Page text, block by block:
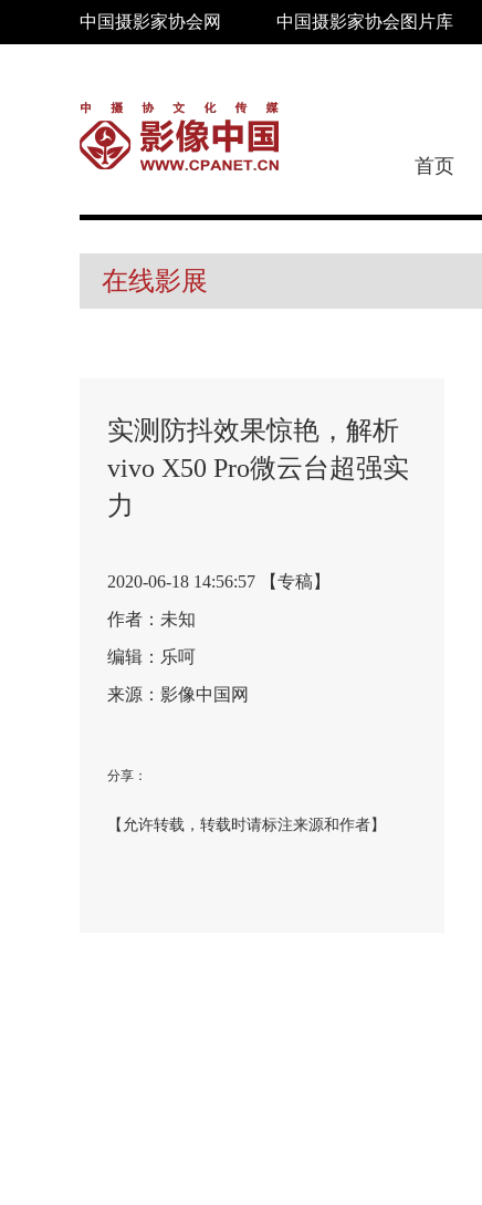
中国摄影家协会网 中国摄影家协会图片库
首页
在线影展
实测防抖效果惊艳，解析
vivo X50 Pro微云台超强实
力
2020-06-18 14:56:57 【专稿】
作者：未知
编辑：乐呵
来源：影像中国网
分享：
【允许转载，转载时请标注来源和作者】